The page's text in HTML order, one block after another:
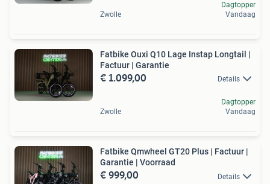
Zwolle
Dagtopper
Vandaag
Fatbike Ouxi Q10 Lage Instap Longtail |
Factuur | Garantie
€ 1.099,00 Details
Zwolle
Dagtopper
Vandaag
Fatbike Qmwheel GT20 Plus | Factuur |
Garantie | Voorraad
€ 999,00 Details